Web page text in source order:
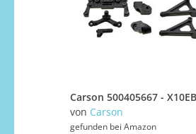
von Carson
gefunden bei Amazon